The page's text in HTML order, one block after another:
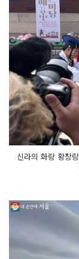
신라의 화랑 황창